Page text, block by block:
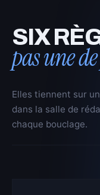
SIX
pas une
Elles tiennent sur
dans la salle de
chaque bouclage.